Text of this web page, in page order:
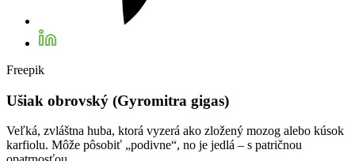
Freepik
Ušiak obrovský (Gyromitra gigas)
Veľká, zvláštna huba, ktorá vyzerá ako zložený mozog alebo kúsok
karfiolu. Môže pôsobiť „podivne“, no je jedlá – s patričnou